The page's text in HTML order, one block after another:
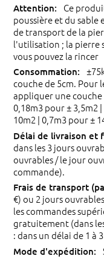
Ce
poussière et du sable
de transport de la
l'utilisation ; la pierre
vous pouvez la rincer
couche de 5cm. Pour
appliquer une couche
0,18m3 pour ± 3,5m2
10m2 | 0,7m3 pour ±
dans les 3 jours
ouvrables / le jour
commande).
€) ou 2 jours
les commandes
gratuitement (dans
: dans un délai de 1 à